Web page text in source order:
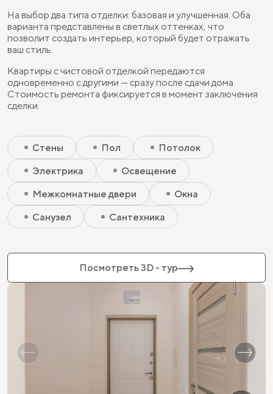
На выбор два типа отделки: базовая и улучшенная. Оба
варианта представлены в светлых оттенках, что
позволит создать интерьер, который будет отражать
ваш стиль.
Квартиры с чистовой отделкой передаются
одновременно с другими — сразу после сдачи дома.
Стоимость ремонта фиксируется в момент заключения
сделки.
Скрытый элемент 2 - Чистовая базовая
Скрытый элемент 1 - Чистовая базовая
Стены
Пол
Потолок
Электрика
Освещение
Межкомнатные двери
Окна
Санузел
Сантехника
Посмотреть 3D - тур